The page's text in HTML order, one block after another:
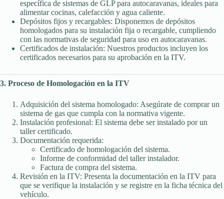
específica de sistemas de GLP para autocaravanas, ideales para
alimentar cocinas, calefacción y agua caliente.
Depósitos fijos y recargables: Disponemos de depósitos
homologados para su instalación fija o recargable, cumpliendo
con las normativas de seguridad para uso en autocaravanas.
Certificados de instalación: Nuestros productos incluyen los
certificados necesarios para su aprobación en la ITV.
3. Proceso de Homologación en la ITV
Adquisición del sistema homologado: Asegúrate de comprar un
sistema de gas que cumpla con la normativa vigente.
Instalación profesional: El sistema debe ser instalado por un
taller certificado.
Documentación requerida:
Certificado de homologación del sistema.
Informe de conformidad del taller instalador.
Factura de compra del sistema.
Revisión en la ITV: Presenta la documentación en la ITV para
que se verifique la instalación y se registre en la ficha técnica del
vehículo.